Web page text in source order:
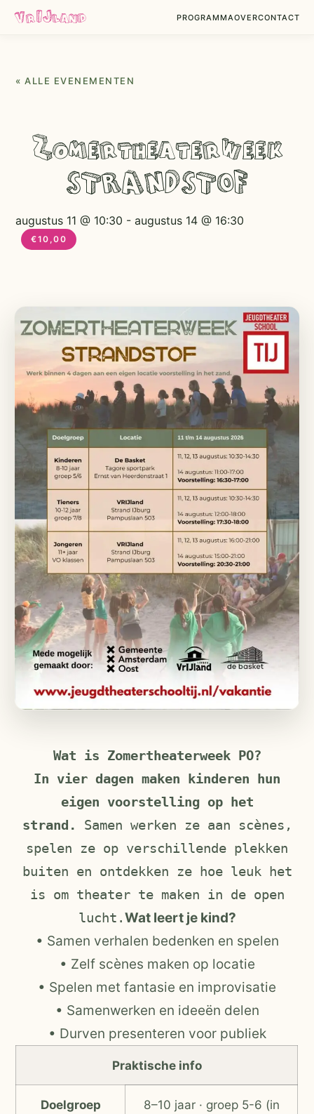
VrIJland PROGRAMMAOVERCONTACT
« ALLE EVENEMENTEN
Zomertheaterweek
STRANDSTOF
augustus 11 @ 10:30 -augustus 14 @ 16:30
€10,00
Wat is Zomertheaterweek PO?
In vier dagen maken kinderen hun
eigen voorstelling op het
strand.
Samen werken ze aan scènes,
spelen ze op verschillende plekken
buiten en ontdekken ze hoe leuk het
is om theater te maken in de open
lucht.Wat leert je kind?
• Samen verhalen bedenken en spelen
• Zelf scènes maken op locatie
• Spelen met fantasie en improvisatie
• Samenwerken en ideeën delen
• Durven presenteren voor publiek
Praktische info
Doelgroep
8–10 jaar · groep 5-6 (in